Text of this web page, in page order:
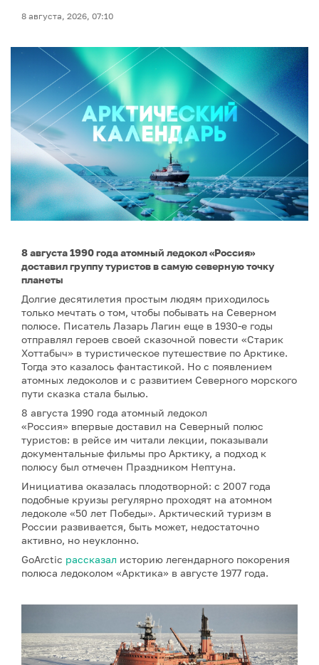
8 августа, 2026, 07:10
8 августа 1990 года атомный ледокол «Россия»
доставил группу туристов в самую северную точку
планеты
Долгие десятилетия простым людям приходилось
только мечтать о том, чтобы побывать на Северном
полюсе. Писатель Лазарь Лагин еще в 1930-е годы
отправлял героев своей сказочной повести «Старик
Хоттабыч» в туристическое путешествие по Арктике.
Тогда это казалось фантастикой. Но с появлением
атомных ледоколов и с развитием Северного морского
пути сказка стала былью.
8 августа 1990 года атомный ледокол
«Россия» впервые доставил на Северный полюс
туристов: в рейсе им читали лекции, показывали
документальные фильмы про Арктику, а подход к
полюсу был отмечен Праздником Нептуна.
Инициатива оказалась плодотворной: с 2007 года
подобные круизы регулярно проходят на атомном
ледоколе «50 лет Победы». Арктический туризм в
России развивается, быть может, недостаточно
активно, но неуклонно.
GoArctic рассказал историю легендарного покорения
полюса ледоколом «Арктика» в августе 1977 года.